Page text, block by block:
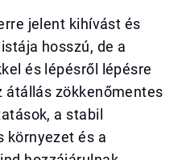
jelent kihívást és
hosszú, de a
és lépésről lépésre
átállás zökkenőmentes
a stabil
környezet és a